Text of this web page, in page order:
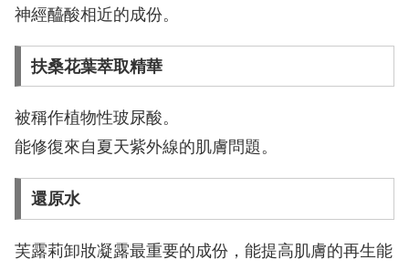
神經醯酸相近的成份。
扶桑花葉萃取精華
被稱作植物性玻尿酸。
能修復來自夏天紫外線的肌膚問題。
還原水
芙露莉卸妝凝露最重要的成份，能提高肌膚的再生能